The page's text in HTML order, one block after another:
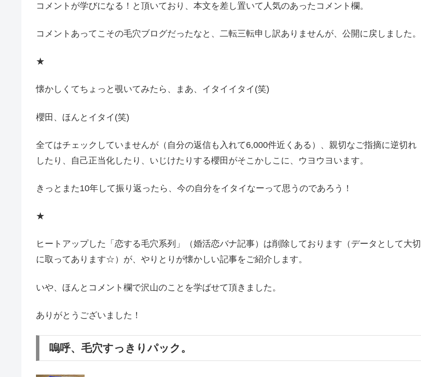
コメントが学びになる！と頂いており、本文を差し置いて人気のあったコメント欄。
コメントあってこその毛穴ブログだったなと、二転三転申し訳ありませんが、公開に戻しました。
★
懐かしくてちょっと覗いてみたら、まあ、イタイイタイ(笑)
櫻田、ほんとイタイ(笑)
全てはチェックしていませんが（自分の返信も入れて6,000件近くある）、親切なご指摘に逆切れ
したり、自己正当化したり、いじけたりする櫻田がそこかしこに、ウヨウヨいます。
きっとまた10年して振り返ったら、今の自分をイタイなーって思うのであろう！
★
ヒートアップした「恋する毛穴系列」（婚活恋バナ記事）は削除しております（データとして大切
に取ってあります☆）が、やりとりが懐かしい記事をご紹介します。
いや、ほんとコメント欄で沢山のことを学ばせて頂きました。
ありがとうございました！
嗚呼、毛穴すっきりパック。